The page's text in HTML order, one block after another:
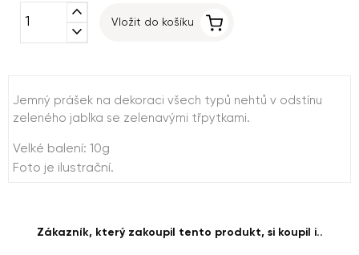
expand_less
expand_more
Vložit do košíku
Jemný prášek na dekoraci všech typů nehtů v odstínu
zeleného jablka se zelenavými třpytkami.
Velké balení: 10g
Foto je ilustrační.
Zákazník, který zakoupil tento produkt, si koupil i..